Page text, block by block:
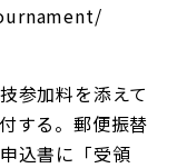
参加料を添えて
する。郵便振替
込書に「受領